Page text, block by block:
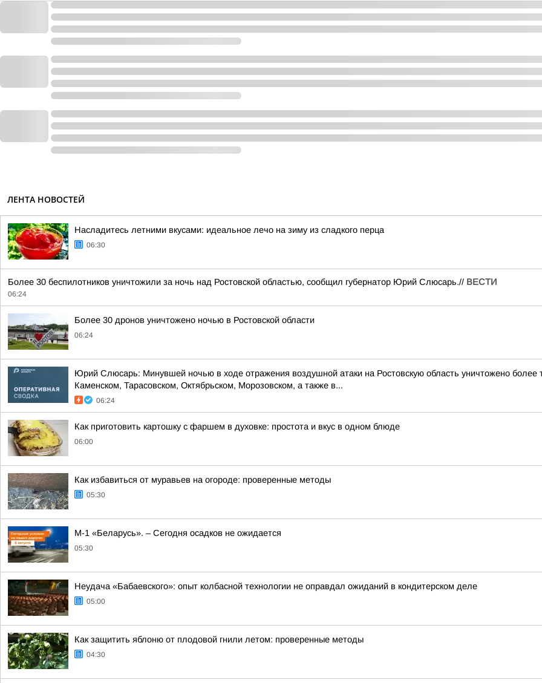
ЛЕНТА НОВОСТЕЙ
Насладитесь летними вкусами: идеальное лечо на зиму из сладкого перца
06:30
Более 30 беспилотников уничтожили за ночь над Ростовской областью, сообщил губернатор Юрий Слюсарь.// ВЕСТИ
06:24
Более 30 дронов уничтожено ночью в Ростовской области
06:24
Юрий Слюсарь: Минувшей ночью в ходе отражения воздушной атаки на Ростовскую область уничтожено более
Каменском, Тарасовском, Октябрьском, Морозовском, а также в...
06:24
Как приготовить картошку с фаршем в духовке: простота и вкус в одном блюде
06:00
Как избавиться от муравьев на огороде: проверенные методы
05:30
М-1 «Беларусь». – Сегодня осадков не ожидается
05:30
Неудача «Бабаевского»: опыт колбасной технологии не оправдал ожиданий в кондитерском деле
05:00
Как защитить яблоню от плодовой гнили летом: проверенные методы
04:30